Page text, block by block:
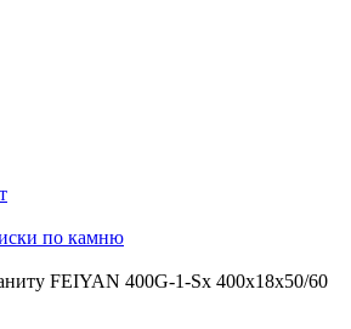
по камню
FEIYAN 400G-1-Sх 400x18x50/60